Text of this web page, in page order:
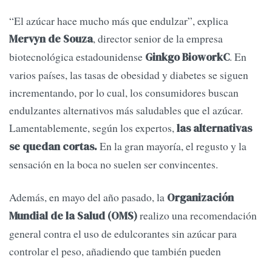
“El azúcar hace mucho más que endulzar”, explica
Mervyn de Souza, director senior de la empresa
biotecnológica estadounidense Ginkgo BioworkC. En
varios países, las tasas de obesidad y diabetes se siguen
incrementando, por lo cual, los consumidores buscan
endulzantes alternativos más saludables que el azúcar.
Lamentablemente, según los expertos,las alternativas
se quedan cortas.En la gran mayoría, el regusto y la
sensación en la boca no suelen ser convincentes.
Además, en mayo del año pasado, la Organización
Mundial de la Salud (OMS)realizo una recomendación
general contra el uso de edulcorantes sin azúcar para
controlar el peso, añadiendo que también pueden